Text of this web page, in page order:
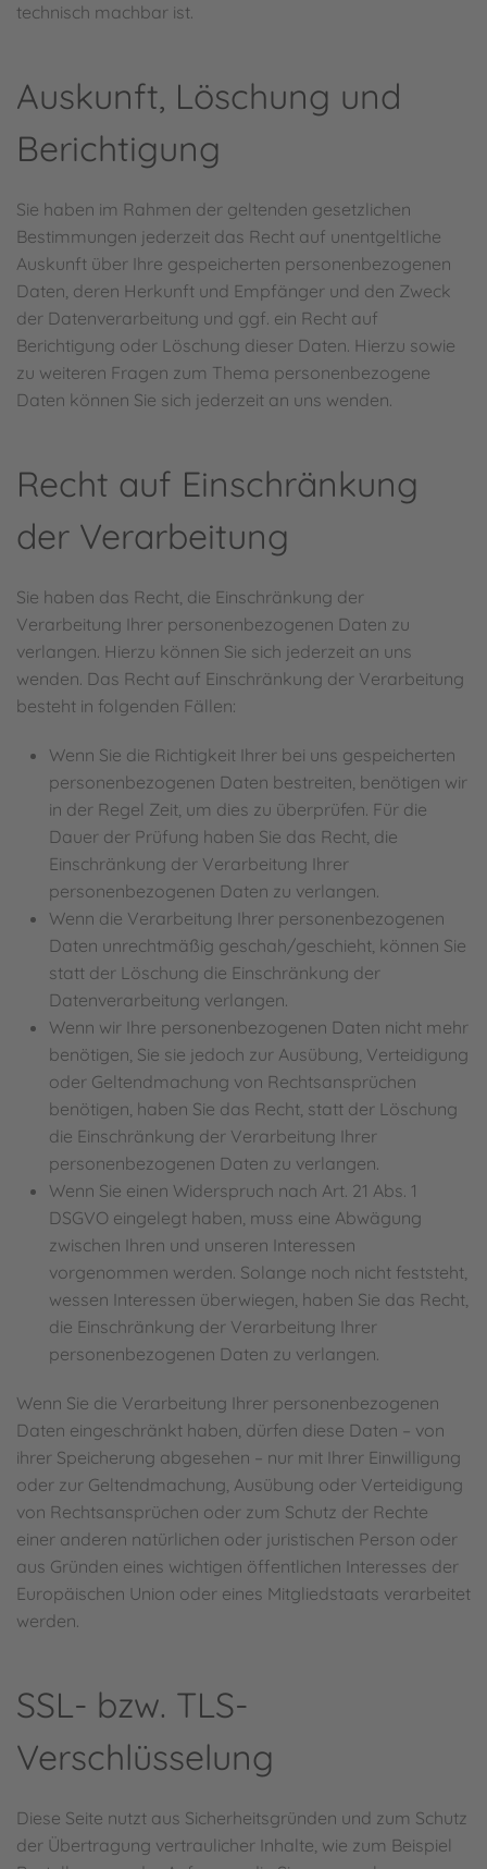
technisch machbar ist.
Auskunft, Löschung und
Berichtigung
Sie haben im Rahmen der geltenden gesetzlichen
Bestimmungen jederzeit das Recht auf unentgeltliche
Auskunft über Ihre gespeicherten personenbezogenen
Daten, deren Herkunft und Empfänger und den Zweck
der Datenverarbeitung und ggf. ein Recht auf
Berichtigung oder Löschung dieser Daten. Hierzu sowie
zu weiteren Fragen zum Thema personenbezogene
Daten können Sie sich jederzeit an uns wenden.
Recht auf Einschränkung
der Verarbeitung
Sie haben das Recht, die Einschränkung der
Verarbeitung Ihrer personenbezogenen Daten zu
verlangen. Hierzu können Sie sich jederzeit an uns
wenden. Das Recht auf Einschränkung der Verarbeitung
besteht in folgenden Fällen:
Wenn Sie die Richtigkeit Ihrer bei uns gespeicherten
personenbezogenen Daten bestreiten, benötigen wir
in der Regel Zeit, um dies zu überprüfen. Für die
Dauer der Prüfung haben Sie das Recht, die
Einschränkung der Verarbeitung Ihrer
personenbezogenen Daten zu verlangen.
Wenn die Verarbeitung Ihrer personenbezogenen
Daten unrechtmäßig geschah/geschieht, können Sie
statt der Löschung die Einschränkung der
Datenverarbeitung verlangen.
Wenn wir Ihre personenbezogenen Daten nicht mehr
benötigen, Sie sie jedoch zur Ausübung, Verteidigung
oder Geltendmachung von Rechtsansprüchen
benötigen, haben Sie das Recht, statt der Löschung
die Einschränkung der Verarbeitung Ihrer
personenbezogenen Daten zu verlangen.
Wenn Sie einen Widerspruch nach Art. 21 Abs. 1
DSGVO eingelegt haben, muss eine Abwägung
zwischen Ihren und unseren Interessen
vorgenommen werden. Solange noch nicht feststeht,
wessen Interessen überwiegen, haben Sie das Recht,
die Einschränkung der Verarbeitung Ihrer
personenbezogenen Daten zu verlangen.
Wenn Sie die Verarbeitung Ihrer personenbezogenen
Daten eingeschränkt haben, dürfen diese Daten – von
ihrer Speicherung abgesehen – nur mit Ihrer Einwilligung
oder zur Geltendmachung, Ausübung oder Verteidigung
von Rechtsansprüchen oder zum Schutz der Rechte
einer anderen natürlichen oder juristischen Person oder
aus Gründen eines wichtigen öffentlichen Interesses der
Europäischen Union oder eines Mitgliedstaats verarbeitet
werden.
SSL- bzw. TLS-
Verschlüsselung
Diese Seite nutzt aus Sicherheitsgründen und zum Schutz
der Übertragung vertraulicher Inhalte, wie zum Beispiel